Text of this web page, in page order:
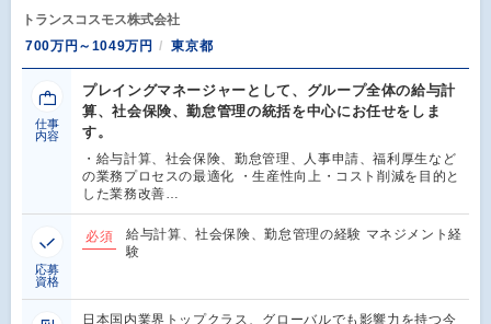
トランスコスモス株式会社
700万円～1049万円
東京都
仕事
内容
プレイングマネージャーとして、グループ全体の給与計
算、社会保険、勤怠管理の統括を中心にお任せをしま
す。
・給与計算、社会保険、勤怠管理、人事申請、福利厚生など
の業務プロセスの最適化 ・生産性向上・コスト削減を目的と
した業務改善…
応募
資格
必須
給与計算、社会保険、勤怠管理の経験 マネジメント経
験
日本国内業界トップクラス、グローバルでも影響力を持つ今